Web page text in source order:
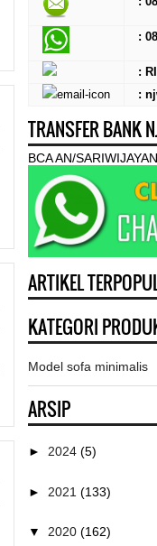
:
:
:
TRANSFER BANK
BCA AN/
ARTIKEL
KATEGORI
Model sofa minimalis
ARSIP
► 2024 (5)
► 2021 (133)
▼ 2020 (162)